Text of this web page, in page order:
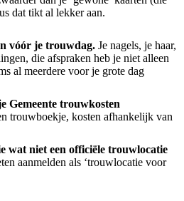
dat tikt al lekker aan.
vóór je trouwdag. Je nagels, je haar,
die afspraken heb je niet alleen
al meerdere voor je grote dag
Gemeente trouwkosten
trouwboekje, kosten afhankelijk van
wat niet een officiële trouwlocatie
aanmelden als ‘trouwlocatie voor